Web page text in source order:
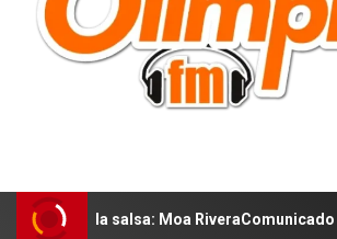
salsa: Moa RiveraComunicado de prensa